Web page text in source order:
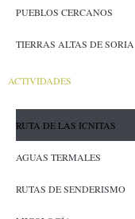
PUEBLOS CERCANOS
TIERRAS ALTAS DE SORIA
ACTIVIDADES
RUTA DE LAS ICNITAS
AGUAS TERMALES
RUTAS DE SENDERISMO